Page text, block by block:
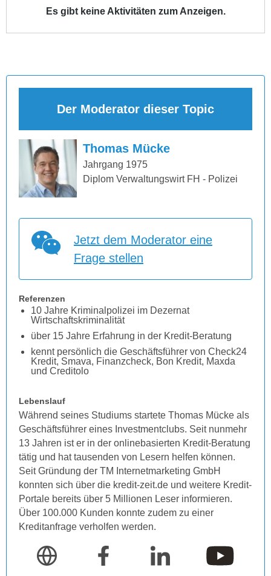
Es gibt keine Aktivitäten zum Anzeigen.
Der Moderator dieser Topic
Thomas Mücke
Jahrgang 1975
Diplom Verwaltungswirt FH - Polizei
Jetzt dem Moderator eine
Frage stellen
Referenzen
10 Jahre Kriminalpolizei im Dezernat
Wirtschaftskriminalität
über 15 Jahre Erfahrung in der Kredit-Beratung
kennt persönlich die Geschäftsführer von Check24
Kredit, Smava, Finanzcheck, Bon Kredit, Maxda
und Creditolo
Lebenslauf
Während seines Studiums startete Thomas Mücke als
Geschäftsführer eines Investmentclubs. Seit nunmehr
13 Jahren ist er in der onlinebasierten Kredit-Beratung
tätig und hat tausenden von Lesern helfen können.
Seit Gründung der TM Internetmarketing GmbH
konnten sich über die kredit-zeit.de und weitere Kredit-
Portale bereits über 5 Millionen Leser informieren.
Über 100.000 Kunden konnte zudem zu einer
Kreditanfrage verholfen werden.